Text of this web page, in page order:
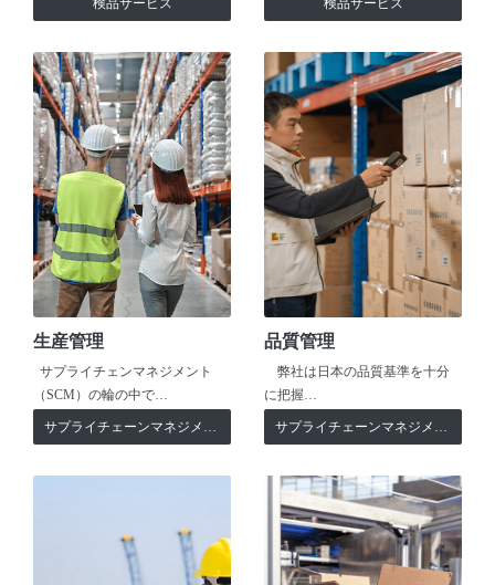
検品サービス 検品サービス
生産管理
サプライチェンマネジメント
（SCM）の輪の中で…
サプライチェーンマネジメント
品質管理
弊社は日本の品質基準を十分
に把握…
サプライチェーンマネジメント